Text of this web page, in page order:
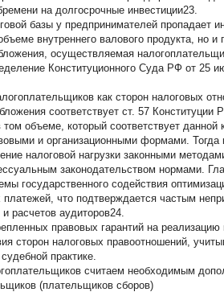
на долгосрочные инвестиции23.
базы у предпринимателей пропадает
внутреннего валового продукта, но
осуществляемая
Конституционного Суда РФ от 25
как сторон налоговых
соответствует ст. 57
объеме, который соответствует данной
и организационными формами. Тогда
налоговой нагрузки законными
законодательством нормами.
государственного содействия
платежей, что подтверждается частым
расчетов аудиторов24.
правовых гарантий на
сторон налоговых правоотношений,
практике.
считаем необходимым
(плательщиков сборов)